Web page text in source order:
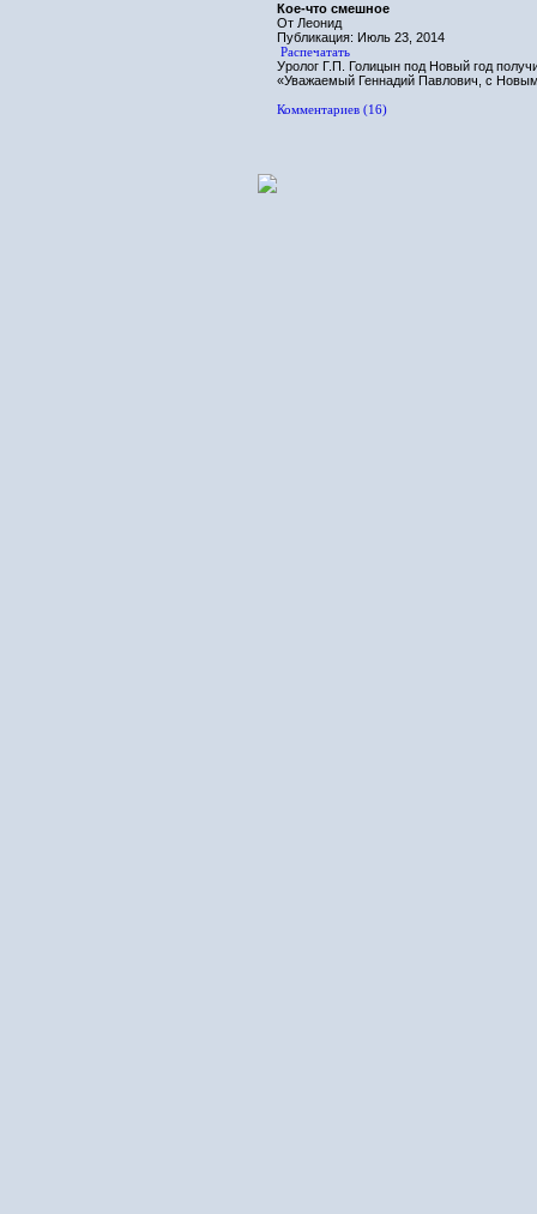
Кое-что смешное
От Леонид
Публикация: Июль 23, 2014
Распечатать
Уролог Г.П. Голицын под Новый год
«Уважаемый Геннадий Павлович, с
Комментариев (16)